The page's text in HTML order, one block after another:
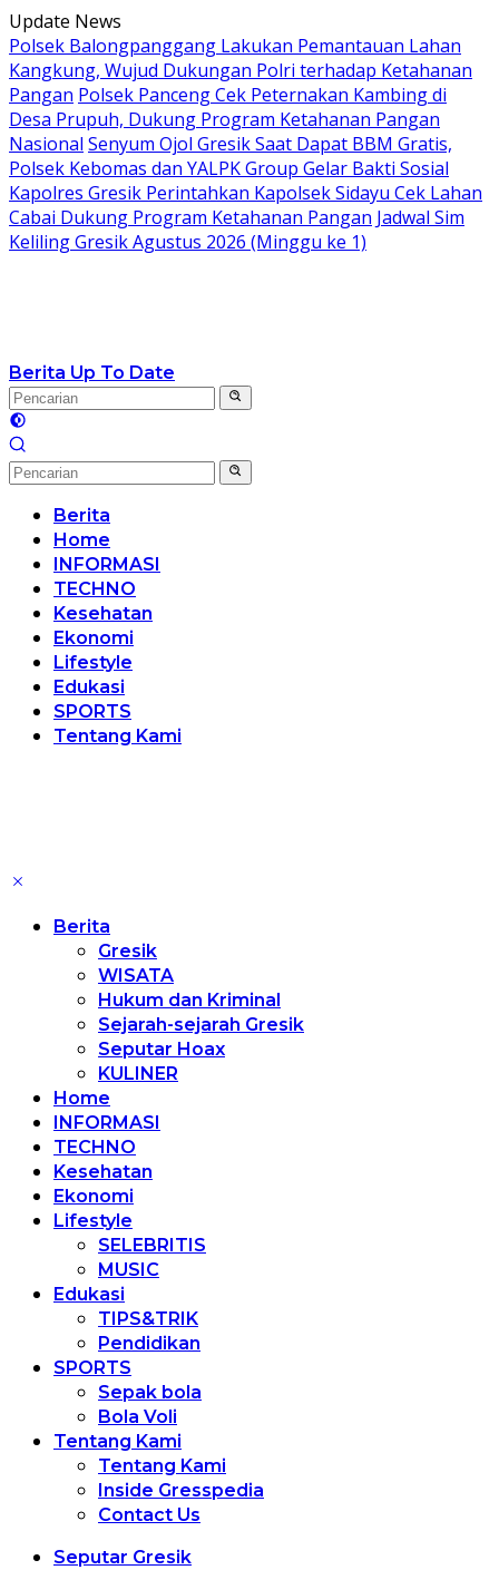
Langsung
ke
konten
Update News
Polsek Balongpanggang Lakukan Pemantauan Lahan
Kangkung, Wujud Dukungan Polri terhadap Ketahanan
Pangan Polsek Panceng Cek Peternakan Kambing di
Desa Prupuh, Dukung Program Ketahanan Pangan
Nasional Senyum Ojol Gresik Saat Dapat BBM Gratis,
Polsek Kebomas dan YALPK Group Gelar Bakti Sosial
Kapolres Gresik Perintahkan Kapolsek Sidayu Cek Lahan
Cabai Dukung Program Ketahanan Pangan Jadwal Sim
Keliling Gresik Agustus 2026 (Minggu ke 1)
Berita Up To Date
Berita
Home
INFORMASI
TECHNO
Kesehatan
Ekonomi
Lifestyle
Edukasi
SPORTS
Tentang Kami
Berita
Gresik
WISATA
Hukum dan Kriminal
Sejarah-sejarah Gresik
Seputar Hoax
KULINER
Home
INFORMASI
TECHNO
Kesehatan
Ekonomi
Lifestyle
SELEBRITIS
MUSIC
Edukasi
TIPS&TRIK
Pendidikan
SPORTS
Sepak bola
Bola Voli
Tentang Kami
Tentang Kami
Inside Gresspedia
Contact Us
Seputar Gresik